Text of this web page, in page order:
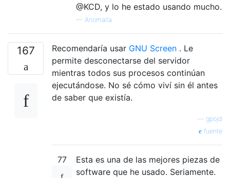
@KCD, y lo he estado usando mucho.
— Anomalía
167 Recomendaría usar GNU Screen . Le
permite desconectarse del servidor
mientras todos sus procesos continúan
ejecutándose. No sé cómo viví sin él antes
de saber que existía.
gpojd
fuente
77
Esta es una de las mejores piezas de
software que he usado. Seriamente.